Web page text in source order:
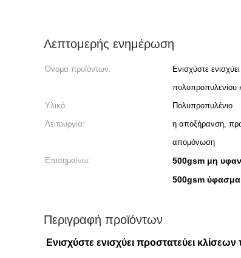
Λεπτομερής ενημέρωση
Όνομα προϊόντων:
Ενισχύστε
πολυπροπυλενίου
Υλικό: Πολυπροπυλένιο
Λειτουργία:
η αποξήρανση,
απομόνωση
Επισημαίνω: 500gsm μη
500gsm
Περιγραφή προϊόντων
Ενισχύστε ενισχύει προστατεύει